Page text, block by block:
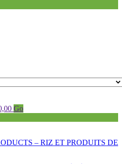
Go
– RIZ ET PRODUITS DE